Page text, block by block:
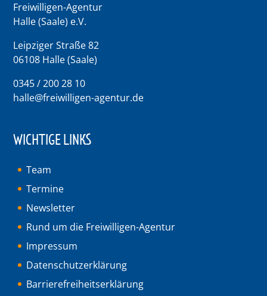
Freiwilligen-Agentur
Halle (Saale) e.V.
Leipziger Straße 82
06108 Halle (Saale)
0345 / 200 28 10
halle@freiwilligen-agentur.de
WICHTIGE LINKS
Team
Termine
Newsletter
Rund um die Freiwilligen-Agentur
Impressum
Datenschutzerklärung
Barrierefreiheitserklärung